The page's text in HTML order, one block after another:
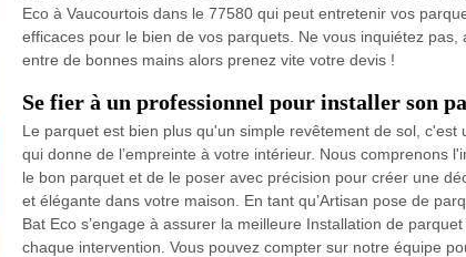
Eco à Vaucourtois dans le 77580 qui peut entretenir vos
efficaces pour le bien de vos parquets. Ne vous inquiétez pas,
entre de bonnes mains alors prenez vite votre devis !
Se fier à un professionnel pour installer son
Le parquet est bien plus qu'un simple revêtement de sol, c'est
qui donne de l’empreinte à votre intérieur. Nous comprenons
le bon parquet et de le poser avec précision pour créer une
et élégante dans votre maison. En tant qu’Artisan pose de
Bat Eco s’engage à assurer la meilleure Installation de
chaque intervention. Vous pouvez compter sur notre équipe